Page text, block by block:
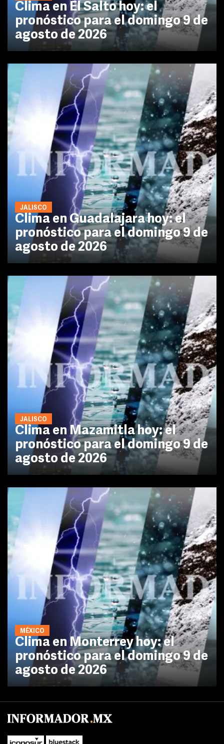
Clima en El Salto hoy: el
pronóstico para el domingo 9 de
agosto de 2026
JALISCO
Clima en Guadalajara hoy: el
pronóstico para el domingo 9 de
agosto de 2026
JALISCO
Clima en Mazamitla hoy: el
pronóstico para el domingo 9 de
agosto de 2026
MÉXICO
Clima en Monterrey hoy: el
pronóstico para el domingo 9 de
agosto de 2026